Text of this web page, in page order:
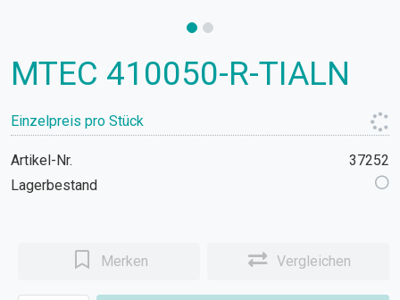
MTEC 410050-R-TIALN
Einzelpreis pro Stück
Artikel-Nr.
37252
Lagerbestand
Merken Vergleichen